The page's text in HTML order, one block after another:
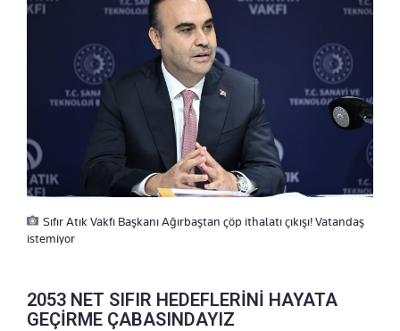
Sıfır Atık Vakfı Başkanı Ağırbaştan çöp ithalatı çıkışı! Vatandaş
istemiyor
2053 NET SIFIR HEDEFLERİNİ HAYATA
GEÇİRME ÇABASINDAYIZ